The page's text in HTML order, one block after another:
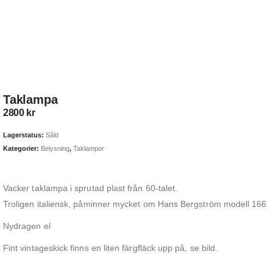
Taklampa
2800 kr
Lagerstatus: Såld
Kategorier: Belysning, Taklampor
Vacker taklampa i sprutad plast från 60-talet.
Troligen italiensk, påminner mycket om Hans Bergström modell 166
Nydragen el
Fint vintageskick finns en liten färgfläck upp på, se bild.